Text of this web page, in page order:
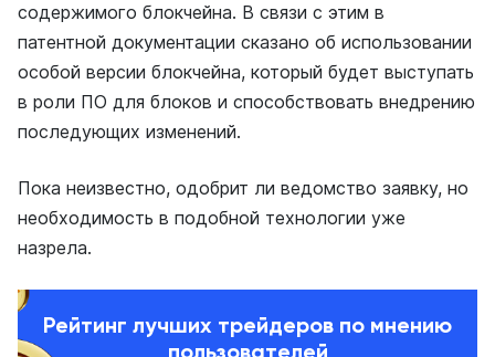
содержимого блокчейна. В связи с этим в
патентной документации сказано об использовании
особой версии блокчейна, который будет выступать
в роли ПО для блоков и способствовать внедрению
последующих изменений.
Пока неизвестно, одобрит ли ведомство заявку, но
необходимость в подобной технологии уже
назрела.
Рейтинг лучших трейдеров по мнению